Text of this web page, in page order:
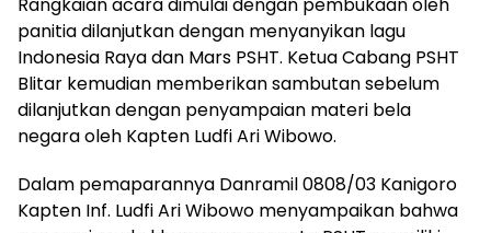
panitia dilanjutkan dengan menyanyikan lagu
Indonesia Raya dan Mars PSHT. Ketua Cabang PSHT
Blitar kemudian memberikan sambutan sebelum
dilanjutkan dengan penyampaian materi bela
negara oleh Kapten Ludfi Ari Wibowo.
Dalam pemaparannya Danramil 0808/03 Kanigoro
Kapten Inf. Ludfi Ari Wibowo menyampaikan bahwa